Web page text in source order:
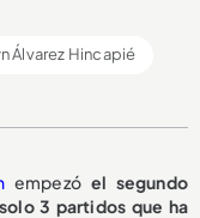
Álvarez Hincapié
empezóel segundo
3 partidos que ha